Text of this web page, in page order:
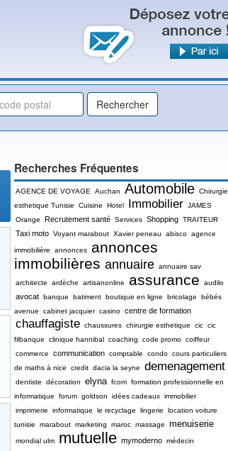
Recherches Fréquentes
AGENCE DE VOYAGE Auchan Automobile Chirurgie
esthetique Tunisie
Cuisine Hotel Immobilier JAMES
Orange
Recrutement santé Services Shopping TRAITEUR
Taxi moto Voyant marabout Xavier peneau abisco agence
immobilière annonces
annonces
immobilières annuaire annuaire sav
architecte ardèche artisanonline assurance audilo
avocat banque batiment boutique en ligne bricolage
bébés
avenue
cabinet jacquier casino centre de formation
chauffagiste chaussures chirurgie esthetique cic cic
filbanque
clinique hannibal coaching code promo coiffeur
commerce
communication comptable condo cours particuliers
de maths à nice
credit dacia la seyne demenagement
dentiste décoration elyna fcom formation professionnelle en
informatique
forum goldson idées cadeaux immobilier
imprimerie
informatique le recyclage lingerie
location voiture
tunisie
marabout marketing maroc massage menuiserie
mondial ulm mutuelle mymoderno médecin